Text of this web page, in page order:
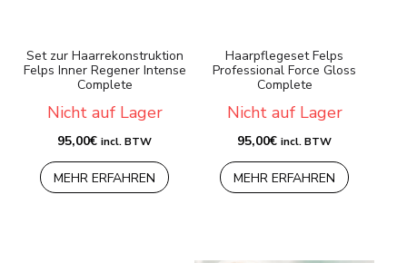
Set zur Haarrekonstruktion
Felps Inner Regener Intense
Complete
Nicht auf Lager
95,00€ incl. BTW
MEHR ERFAHREN
Haarpflegeset Felps
Professional Force Gloss
Complete
Nicht auf Lager
95,00€ incl. BTW
MEHR ERFAHREN